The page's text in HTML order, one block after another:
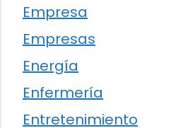
Empresa
Empresas
Energía
Enfermería
Entretenimiento